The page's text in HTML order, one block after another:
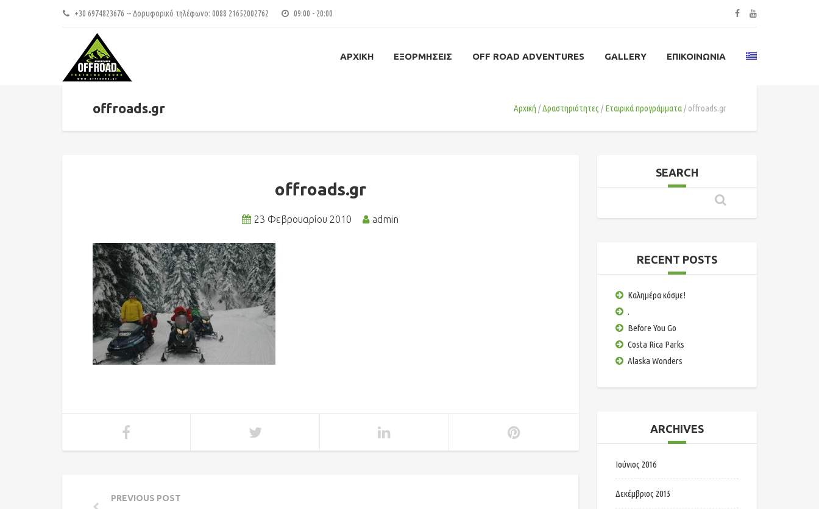
+30 6974823676 -- Δορυφορικό τηλέφωνο: 0088 21652002762 09:00 - 20:00
ΑΡΧΙΚΉ ΕΞΟΡΜΉΣΕΙΣ OFF ROAD ADVENTURES GALLERY ΕΠΙΚΟΙΝΩΝΊΑ
offroads.gr Αρχική Δραστηριότητες Εταιρικά προγράμματα offroads.gr
offroads.gr
23 Φεβρουαρίου 2010 admin
PREVIOUS POST
SEARCH
RECENT POSTS
Καλημέρα κόσμε!
.
Before You Go
Costa Rica Parks
Alaska Wonders
ARCHIVES
Ιούνιος 2016
Δεκέμβριος 2015